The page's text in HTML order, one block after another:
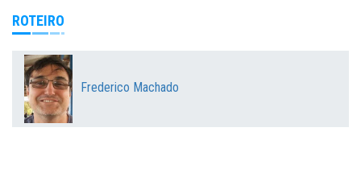
ROTEIRO
Frederico Machado